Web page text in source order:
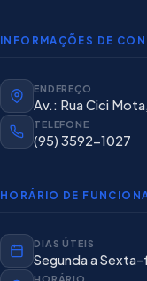
INFORMAÇÕES DE
ENDEREÇO
Av.: Rua Cici
TELEFONE
(95) 3592-1027
HORÁRIO DE
DIAS ÚTEIS
Segunda a